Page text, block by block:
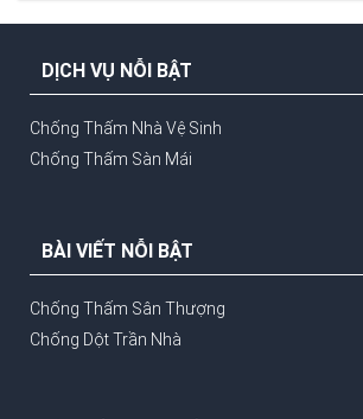
DỊCH VỤ NỖI BẬT
Chống Thấm Nhà Vệ Sinh
Chống Thấm Sàn Mái
BÀI VIẾT NỖI BẬT
Chống Thấm Sân Thượng
Chống Dột Trần Nhà